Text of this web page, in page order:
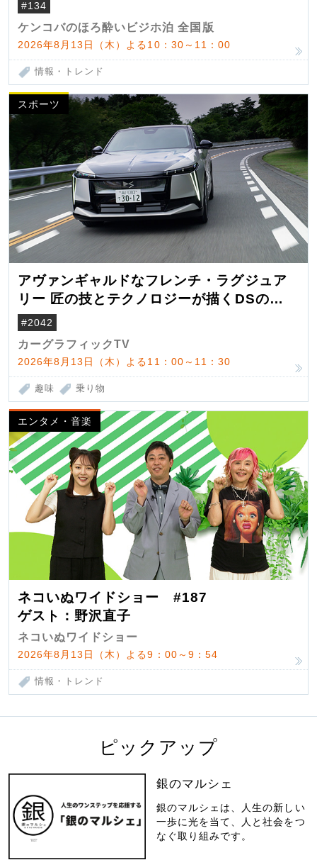
#134
ケンコバのほろ酔いビジホ泊 全国版
2026年8月13日（木）よる10：30～11：00
情報・トレンド
スポーツ
アヴァンギャルドなフレンチ・ラグジュア
リー 匠の技とテクノロジーが描くDSの世
界観
#2042
カーグラフィックTV
2026年8月13日（木）よる11：00～11：30
趣味 乗り物
エンタメ・音楽
ネコいぬワイドショー #187
ゲスト：野沢直子
ネコいぬワイドショー
2026年8月13日（木）よる9：00～9：54
情報・トレンド
ピックアップ
銀のマルシェ
銀のマルシェは、人生の新しい
一歩に光を当て、人と社会をつ
なぐ取り組みです。